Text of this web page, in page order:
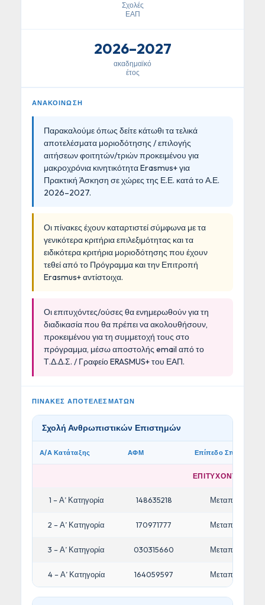
Σχολές
ΕΑΠ
2026–2027
ακαδημαϊκό
έτος
ΑΝΑΚΟΙΝΩΣΗ
Παρακαλούμε όπως δείτε κάτωθι τα τελικά
αποτελέσματα μοριοδότησης / επιλογής
αιτήσεων φοιτητών/τριών προκειμένου για
μακροχρόνια κινητικότητα Erasmus+ για
Πρακτική Άσκηση σε χώρες της Ε.Ε. κατά το Α.Ε.
2026–2027.
Οι πίνακες έχουν καταρτιστεί σύμφωνα με τα
γενικότερα κριτήρια επιλεξιμότητας και τα
ειδικότερα κριτήρια μοριοδότησης που έχουν
τεθεί από το Πρόγραμμα και την Επιτροπή
Erasmus+ αντίστοιχα.
Οι επιτυχόντες/ούσες θα ενημερωθούν για τη
διαδικασία που θα πρέπει να ακολουθήσουν,
προκειμένου για τη συμμετοχή τους στο
πρόγραμμα, μέσω αποστολής email από το
Τ.Δ.Δ.Σ. / Γραφείο ERASMUS+ του ΕΑΠ.
ΠΙΝΑΚΕΣ ΑΠΟΤΕΛΕΣΜΑΤΩΝ
Σχολή Ανθρωπιστικών Επιστημών
Α/Α Κατάταξης ΑΦΜ Επίπεδο Σπουδών
ΕΠΙΤΥΧΟΝΤΕΣ/
1 – Α’ Κατηγορία 148635218 Μεταπτυχιακό
2 – Α’ Κατηγορία 170971777 Μεταπτυχιακό
3 – Α’ Κατηγορία 030315660 Μεταπτυχιακό
4 – Α’ Κατηγορία 164059597 Μεταπτυχιακό